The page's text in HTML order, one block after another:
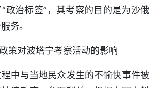
政治标签”，其考察的目的是为沙俄
务。
策对波塔宁考察活动的影响
中与当地民众发生的不愉快事件被